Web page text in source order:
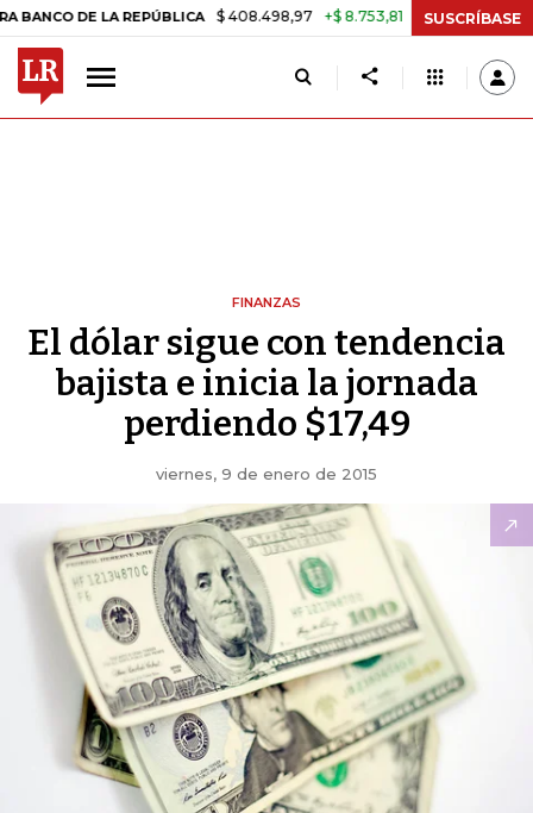
DE LA REPÚBLICA $ 408.498,97 +$ 8.753,81 +2,19% TASA DE
SUSCRÍBASE
FINANZAS
El dólar sigue con tendencia
bajista e inicia la jornada
perdiendo $17,49
viernes, 9 de enero de 2015